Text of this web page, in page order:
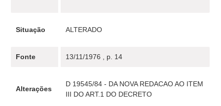
Situação ALTERADO
Fonte 13/11/1976 , p. 14
Alterações
D 19545/84 - DA NOVA REDACAO AO ITEM
III DO ART.1 DO DECRETO